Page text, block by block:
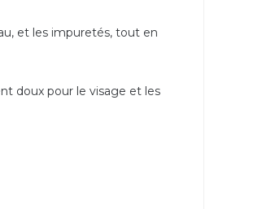
et les impuretés, tout en
doux pour le visage et les